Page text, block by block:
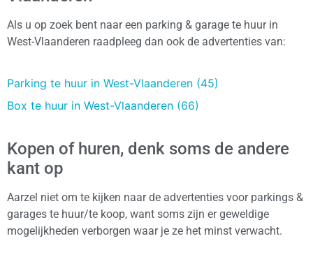
Als u op zoek bent naar een parking & garage te huur in
West-Vlaanderen raadpleeg dan ook de advertenties van:
Parking te huur in West-Vlaanderen (45)
Box te huur in West-Vlaanderen (66)
Kopen of huren, denk soms de andere
kant op
Aarzel niet om te kijken naar de advertenties voor parkings &
garages te huur/te koop, want soms zijn er geweldige
mogelijkheden verborgen waar je ze het minst verwacht.